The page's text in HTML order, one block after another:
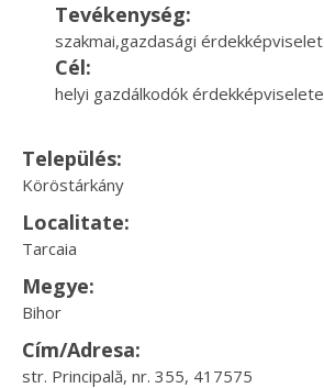
Tevékenység:
szakmai,gazdasági érdekképviselet
Cél:
helyi gazdálkodók érdekképviselete
Település:
Köröstárkány
Localitate:
Tarcaia
Megye:
Bihor
Cím/Adresa:
str. Principală, nr. 355, 417575